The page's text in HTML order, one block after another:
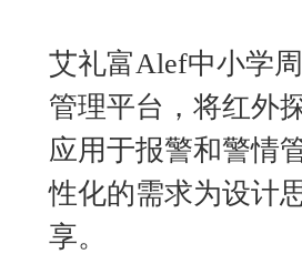
艾礼富Alef中小学
管理平台，将红外
应用于报警和警情
性化的需求为设计
享。